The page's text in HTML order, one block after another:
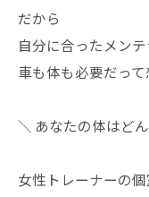
だから
自分に合ったメン
車も体も必要だって
＼ あなたの体はど
女性トレーナーの